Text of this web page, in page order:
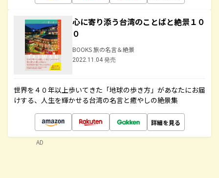
心に寄り添う台湾のことばと絶景１０
０
BOOKS 旅の名言＆絶景
2022.11.04 発売
世界を４０年以上歩いてきた「地球の歩き方」があなたにお届
けする、人生を輝かせる台湾の名言と癒やしの絶景集
詳細を見る
AD